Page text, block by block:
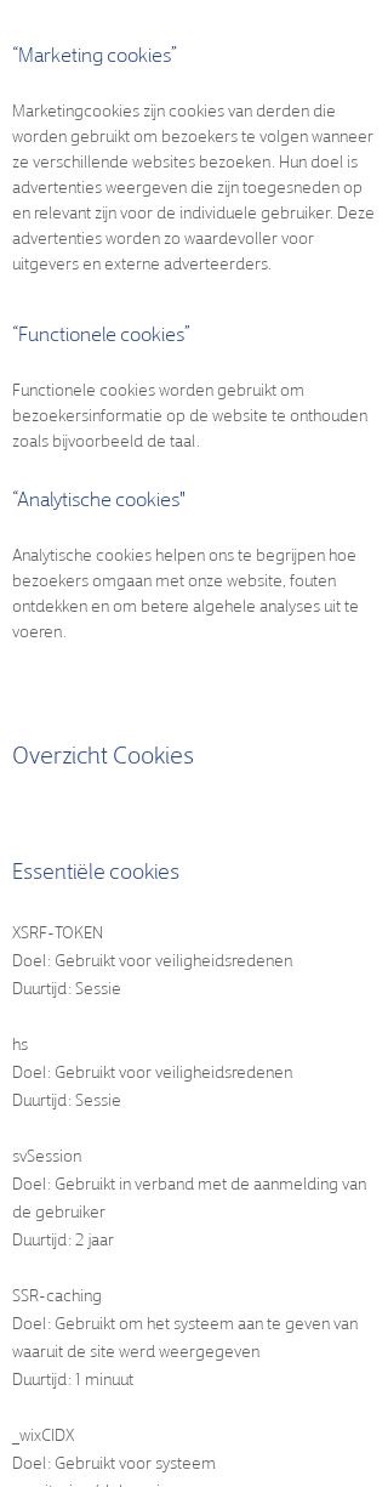
“Marketing cookies”
Marketingcookies zijn cookies van derden die
worden gebruikt om bezoekers te volgen wanneer
ze verschillende websites bezoeken. Hun doel is
advertenties weergeven die zijn toegesneden op
en relevant zijn voor de individuele gebruiker. Deze
advertenties worden zo waardevoller voor
uitgevers en externe adverteerders.
“Functionele cookies”
Functionele cookies worden gebruikt om
bezoekersinformatie op de website te onthouden
zoals bijvoorbeeld de taal.
“Analytische cookies"
Analytische cookies helpen ons te begrijpen hoe
bezoekers omgaan met onze website, fouten
ontdekken en om betere algehele analyses uit te
voeren.
Overzicht Cookies
Essentiële cookies
XSRF-TOKEN
Doel: Gebruikt voor veiligheidsredenen
Duurtijd: Sessie
hs
Doel: Gebruikt voor veiligheidsredenen
Duurtijd: Sessie
svSession
Doel: Gebruikt in verband met de aanmelding van
de gebruiker
Duurtijd: 2 jaar
SSR-caching
Doel: Gebruikt om het systeem aan te geven van
waaruit de site werd weergegeven
Duurtijd: 1 minuut
_wixCIDX
Doel: Gebruikt voor systeem